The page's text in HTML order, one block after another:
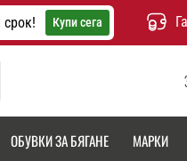
Купи сега
ОБУВКИ ЗА БЯГАНЕ МАРКИ